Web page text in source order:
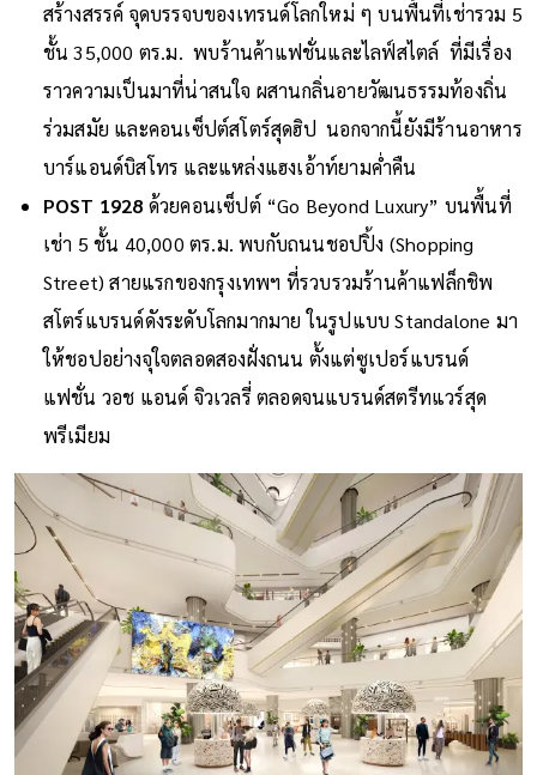
สร้างสรรค์ จุดบรรจบของเทรนด์โลกใหม่ ๆ บนพื้นที่เช่ารวม 5
ชั้น 35,000 ตร.ม. พบร้านค้าแฟชั่นและไลฟ์สไตล์ ที่มีเรื่อง
ราวความเป็นมาที่น่าสนใจ ผสานกลิ่นอายวัฒนธรรมท้องถิ่น
ร่วมสมัย และคอนเซ็ปต์สโตร์สุดฮิป นอกจากนี้ยังมีร้านอาหาร
บาร์แอนด์บิสโทร และแหล่งแฮงเอ้าท์ยามค่ำคืน
POST 1928 ด้วยคอนเซ็ปต์ “Go Beyond Luxury” บนพื้นที่
เช่า 5 ชั้น 40,000 ตร.ม. พบกับถนนชอปปิ้ง (Shopping
Street) สายแรกของกรุงเทพฯ ที่รวบรวมร้านค้าแฟล็กชิพ
สโตร์แบรนด์ดังระดับโลกมากมาย ในรูปแบบ Standalone มา
ให้ชอปอย่างจุใจตลอดสองฝั่งถนน ตั้งแต่ซูเปอร์แบรนด์
แฟชั่น วอช แอนด์ จิวเวลรี่ ตลอดจนแบรนด์สตรีทแวร์สุด
พรีเมียม